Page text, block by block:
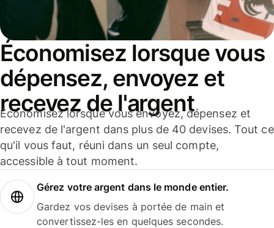
Économisez lorsque vous
dépensez, envoyez et
recevez de l'argent
Économisez lorsque vous envoyez, dépensez et
recevez de l'argent dans plus de 40 devises. Tout ce
qu'il vous faut, réuni dans un seul compte,
accessible à tout moment.
Gérez votre argent dans le monde entier.
Gardez vos devises à portée de main et
convertissez-les en quelques secondes.